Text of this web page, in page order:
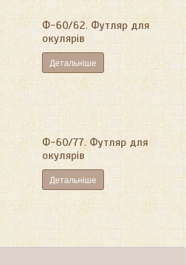
Ф-60/62. Футляр для
окулярів
Детальніше
Ф-60/77. Футляр для
окулярів
Детальніше